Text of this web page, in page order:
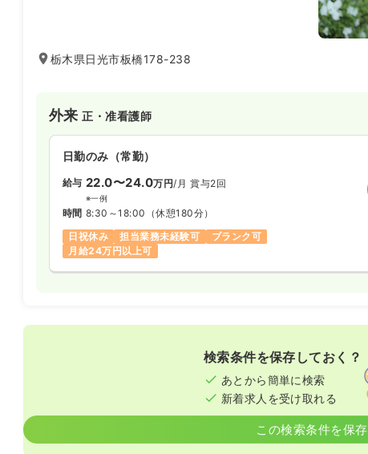
栃木県日光市板橋178-238
外来正・准看護師
日勤のみ（常勤）
給与 22.0〜24.0万円/月 賞与2回
※一例
時間 8:30～18:00 （休憩180分）
日祝休み
担当業務未経験可
ブランク可
月給24万円以上可
検索条件を保存しておく？
あとから簡単に検索
新着求人を受け取れる
この検索条件を保存